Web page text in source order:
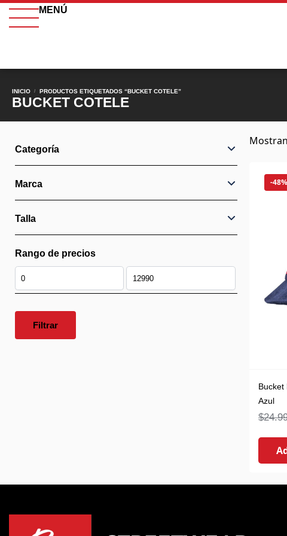
MENÚ
INICIO / PRODUCTOS ETIQUETADOS “BUCKET COTELE”
BUCKET COTELE
Categoría
Marca
Talla
Rango de precios
Filtrar
-48%
Bucket
Azul
$